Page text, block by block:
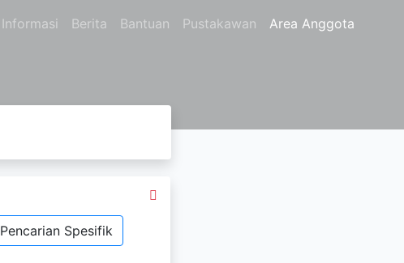
Informasi Berita Bantuan Pustakawan Area Anggota
Pencarian Spesifik